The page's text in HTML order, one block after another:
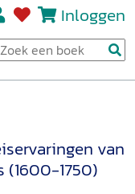
Inloggen
van
(1600-1750)